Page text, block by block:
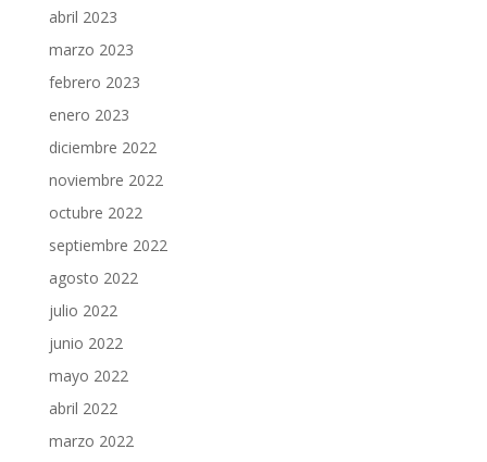
abril 2023
marzo 2023
febrero 2023
enero 2023
diciembre 2022
noviembre 2022
octubre 2022
septiembre 2022
agosto 2022
julio 2022
junio 2022
mayo 2022
abril 2022
marzo 2022